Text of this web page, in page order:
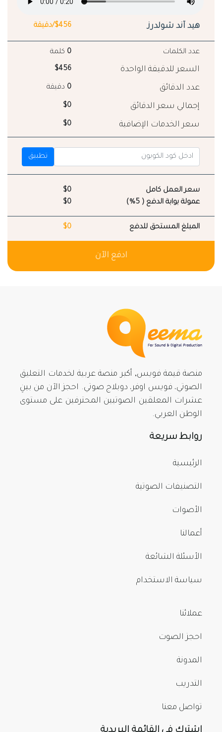
هيد آند شولدرز $456/دقيقة
عدد الكلمات 0 كلمة
السعر للدقيقة الواحدة $456
عدد الدقائق 0 دقيقة
إجمالي سعر الدقائق $0
سعر الخدمات الإضافية $0
تطبيق
سعر العمل كامل
$0
عمولة بوابة الدفع ( 5%)
$0
المبلغ المستحق للدفع $0
ادفع الآن
منصة قيمة فويس, أكبر منصة عربية لخدمات التعليق
الصوتي، فويس اوفر، دوبلاج صوتي. احجز الآن من بينِ
عشرات المعلقين الصوتيين المحترفين على مستوى
الوطن العربي.
روابط سريعة
الرئيسية
التصنيفات الصوتية
الأصوات
أعمالنا
الأسئلة الشائعة
سياسة الاستخدام
عملائنا
احجز الصوت
المدونة
التدريب
تواصل معنا